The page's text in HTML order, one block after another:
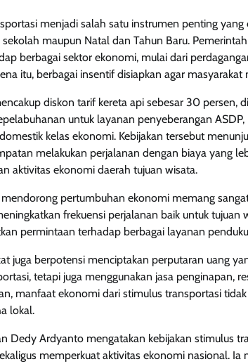
menjadi salah satu instrumen penting
maupun Natal dan Tahun Baru.
berbagai sektor ekonomi, mulai dari
itu, berbagai insentif disiapkan agar
diskon tarif kereta api sebesar 30 persen,
untuk layanan penyeberangan
kelas ekonomi. Kebijakan tersebut
melakukan perjalanan dengan biaya yang
aktivitas ekonomi daerah tujuan wisata.
pertumbuhan ekonomi memang
frekuensi perjalanan baik untuk
permintaan terhadap berbagai layanan
juga berpotensi menciptakan perputaran uang
tetapi juga menggunakan jasa penginapan,
manfaat ekonomi dari stimulus transportasi
lokal.
Dedy Ardyanto mengatakan kebijakan stimulus
memperkuat aktivitas ekonomi nasional.